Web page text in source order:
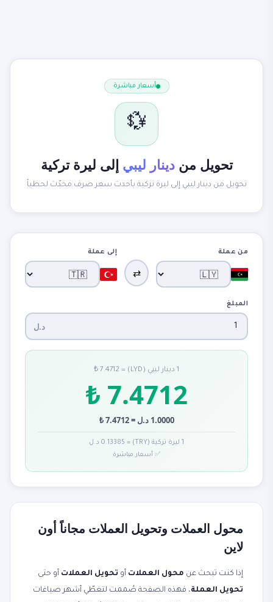
أسعار مباشرة
💱
تحويل مندينار ليبي إلى ليرة تركية
تحويل من دينار ليبي إلى ليرة تركية بأحدث سعر صرف محدّث لحظياً
من عملة
⇄
إلى عملة
المبلغ
د.ل
1 دينار ليبي (LYD) = 7.4712 ₺
7.4712 ₺
1.0000 د.ل = 7.4712 ₺
1 ليرة تركية (TRY) = 0.13385 د.ل
✅ أسعار مباشرة
محول العملات وتحويل العملات مجاناً أون
لاين
إذا كنت تبحث عن محول العملات أو تحويل العملات أو حتى
تحويل العملة، فهذه الصفحة صُممت لتغطّي أشهر صياغات